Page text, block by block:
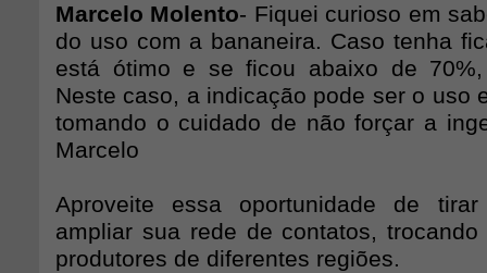
Marcelo Molento- Fiquei curioso em
do uso com a bananeira. Caso tenha
está ótimo e se ficou abaixo de
Neste caso, a indicação pode ser o uso
tomando o cuidado de não forçar a
Marcelo
Aproveite essa oportunidade de
ampliar sua rede de contatos,
produtores de diferentes regiões.